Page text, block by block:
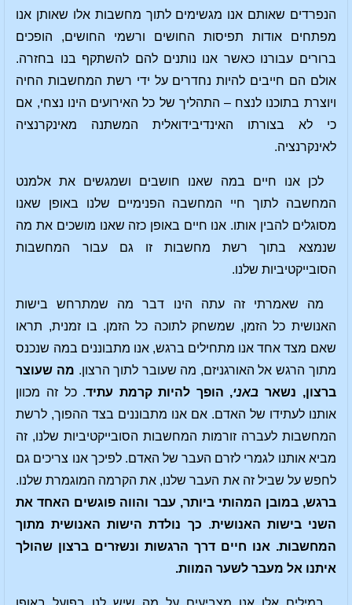
הנפרדים שאותם אנו מגשימים לתוך מחשבות אלו שאותן אנו
מפתחים אודות תפיסות החושים ורשמי החושים, הופכים
ברורים עבורנו כאשר אנו נותנים להם להשתקף בנו בחזרה.
אולם הם חייבים להיות נחדרים על ידי רשת המחשבות החיה
ויוצרת בתוכנו לנצח – התהליך של כל האירועים הינו נצחי, אם
כי לא בצורתו האינדיבידואלית המשתנה מאינקרנציה
לאינקרנציה.
לכן אנו חיים במה שאנו חושבים ושמגשים את אלמנט
המחשבה לתוך חיי המחשבה הפנימיים שלנו באופן שאנו
מסוגלים להבין אותו. אנו חיים באופן כזה שאנו מושכים את מה
שנמצא בתוך רשת מחשבות זו גם עבור המחשבות
הסובייקטיביות שלנו.
מה שאמרתי זה עתה הינו דבר מה שמתרחש בישות
האנושית כל הזמן, שמשחק לתוכה כל הזמן. בו זמנית, תראו
שאם מצד אחד אנו מתחילים ברגש, אנו מתבוננים במה שנכנס
מתוך הרגש אל האורגניזם, מה שעובר לתוך הרצון. מה שעוצר
ברצון, נשאר באני, הופך להיות קרמת עתיד. כל זה מכוון
אותנו לעתידו של האדם. אם אנו מתבוננים בצד ההפוך, לרשת
המחשבות לעברה זורמות המחשבות הסובייקטיביות שלנו, זה
מביא אותנו לגמרי לזרם העבר של האדם. לפיכך אנו צריכים גם
לחפש על שביל זה את העבר שלנו, את הקרמה המוגמרת שלנו.
ברגש, במובן המהותי ביותר, עבר והווה פוגשים האחד את
השני בישות האנושית. כך נולדת הישות האנושית מתוך
המחשבות. אנו חיים דרך הרגשות ונשזרים ברצון שהולך
איתנו אל מעבר לשער המוות.